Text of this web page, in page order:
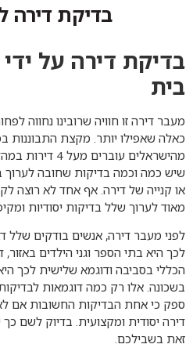
בדיקת דירה
בדיקת דירה על
בית
מעבר דירה זו חוויה שרובינו נחווה
כאלה שאפילו יותר. מקצת התבוננות
מהישראלים
שיש כמה וכמה בדיקות שחובה לערוך
או קנייה של דירה. אף אחד לא רוצה
מאוד לערוך שלל בדיקות יסודיות
לפני מעבר דירה, אנשים בודקים שלל
לכך היא בתי הספר וגני הילדים באזור,
הכללי בסביבה ודוגמא שלישית לכך
בשכונה. אלו רק כמה דוגמאות
ספק כי אחת הבדיקות החשובות אם
דירה יסודית ומקצועית. בדיוק לשם כך
זאת בשבילכם.